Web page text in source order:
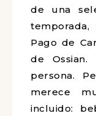
de una
Pago de
de
persona.
merece
incluido: